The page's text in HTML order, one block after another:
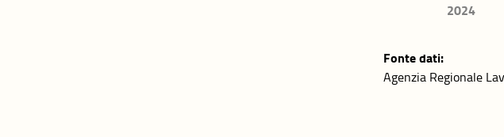
2024
Fonte dati:
Agenzia Regionale